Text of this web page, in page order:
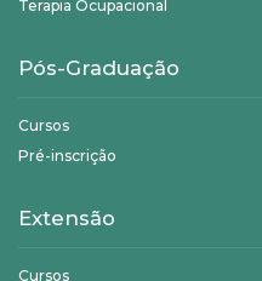
Terapia Ocupacional
Pós-Graduação
Cursos
Pré-inscrição
Extensão
Cursos